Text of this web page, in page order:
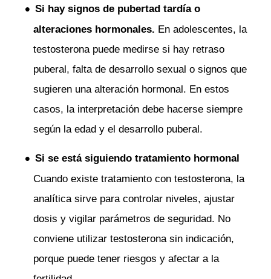
Si hay signos de pubertad tardía o
alteraciones hormonales. En adolescentes, la
testosterona puede medirse si hay retraso
puberal, falta de desarrollo sexual o signos que
sugieren una alteración hormonal. En estos
casos, la interpretación debe hacerse siempre
según la edad y el desarrollo puberal.
Si se está siguiendo tratamiento hormonal
Cuando existe tratamiento con testosterona, la
analítica sirve para controlar niveles, ajustar
dosis y vigilar parámetros de seguridad. No
conviene utilizar testosterona sin indicación,
porque puede tener riesgos y afectar a la